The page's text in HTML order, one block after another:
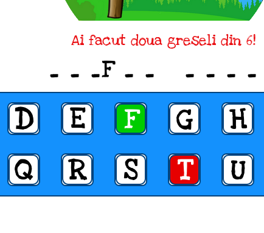
Ai facut doua greseli din 6!
_ _ _F _ _ _ _ _ _
D E F G H
Q R S T U